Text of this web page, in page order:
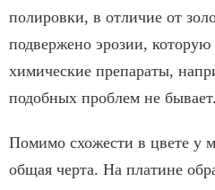
полировки, в отличие от
подвержено эрозии,
химические препараты,
подобных проблем не бывает.
Помимо схожести в цвете у
общая черта. На платине